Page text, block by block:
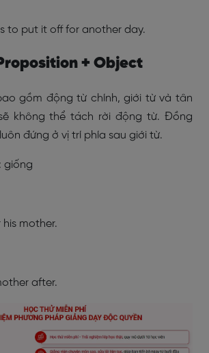
to put it off for another day.
+ Object
gồm động từ chính, giới từ và tân
không thể tách rời động từ. Đồng
đứng ở vị trí phía sau giới từ.
giống
mother.
after.